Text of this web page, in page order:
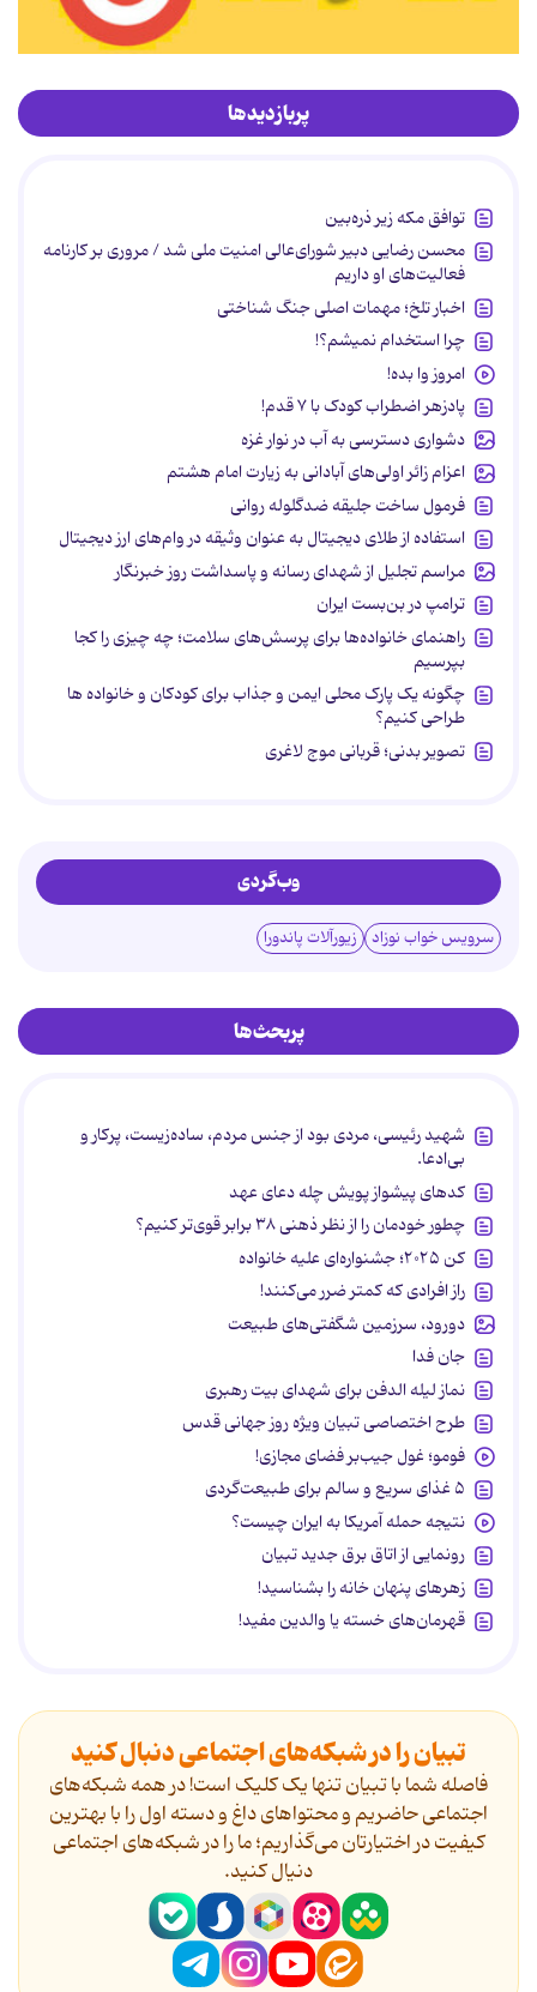
پربازدیدها
توافق مکه زیر ذره‌بین
محسن رضایی دبیر شورای‌عالی امنیت ملی شد / مروری بر کارنامه
فعالیت‌های او داریم
اخبار تلخ؛ مهمات اصلی جنگ شناختی
چرا استخدام نمیشم؟!
امروز وا بده!
پادزهر اضطراب کودک با ۷ قدم!
دشواری دسترسی به آب در نوار غزه
اعزام زائر اولی‌های آبادانی به زیارت امام هشتم
فرمول ساخت جلیقه ضدگلوله روانی
استفاده از طلای دیجیتال به عنوان وثیقه در وام‌های ارز دیجیتال
مراسم تجلیل از شهدای رسانه و پاسداشت روز خبرنگار
ترامپ در بن‌بست ایران
راهنمای خانواده‌ها برای پرسش‌های سلامت؛ چه چیزی را کجا
بپرسیم
چگونه یک پارک محلی ایمن و جذاب برای کودکان و خانواده ها
طراحی کنیم؟
تصویر بدنی؛ قربانی موج لاغری
وب‌گردی
سرویس خواب نوزاد زیورآلات پاندورا
پربحث‌ها
شهید رئیسی، مردی بود از جنس مردم، ساده‌زیست، پرکار و
بی‌ادعا.
کدهای پیشواز پویش چله دعای عهد
چطور خودمان را از نظر ذهنی ۳۸ برابر قوی‌تر کنیم؟
کن ۲۰۲۵؛ جشنواره‌ای علیه خانواده
راز افرادی که کمتر ضرر می‌کنند!
دورود، سرزمین شگفتی‌های طبیعت
جان فدا
نماز لیله الدفن برای شهدای بیت رهبری
طرح اختصاصی تبیان ویژه روز جهانی قدس
فومو؛ غول جیب‌بر فضای مجازی!
۵ غذای سریع و سالم برای طبیعت‌گردی
نتیجه حمله آمریکا به ایران چیست؟
رونمایی از اتاق برق جدید تبیان
زهرهای پنهان خانه را بشناسید!
قهرمان‌های خسته یا والدین مفید!
تبیان را در شبکه‌های اجتماعی دنبال کنید
فاصله شما با تبیان تنها یک کلیک است! در همه شبکه‌های
اجتماعی حاضریم و محتواهای داغ و دسته اول را با بهترین
کیفیت در اختیارتان می‌گذاریم؛ ما را در شبکه‌های اجتماعی
دنیال کنید.